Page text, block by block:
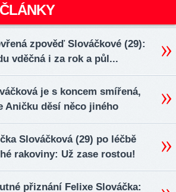
zpověď Slováčkové (29):
vděčná i za rok a půl...
je s koncem smířená,
Aničku děsí něco jiného
Slováčková (29) po léčbě
rakoviny: Už zase rostou!
přiznání Felixe Slováčka: